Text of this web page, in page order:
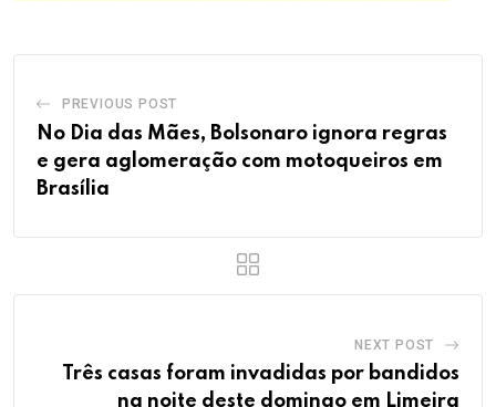
PREVIOUS POST
No Dia das Mães, Bolsonaro ignora regras
e gera aglomeração com motoqueiros em
Brasília
NEXT POST
Três casas foram invadidas por bandidos
na noite deste domingo em Limeira